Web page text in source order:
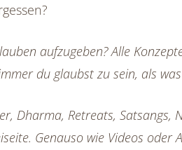
aufzugeben? Alle
du glaubst zu sein, als
Dharma, Retreats,
Genauso wie Videos